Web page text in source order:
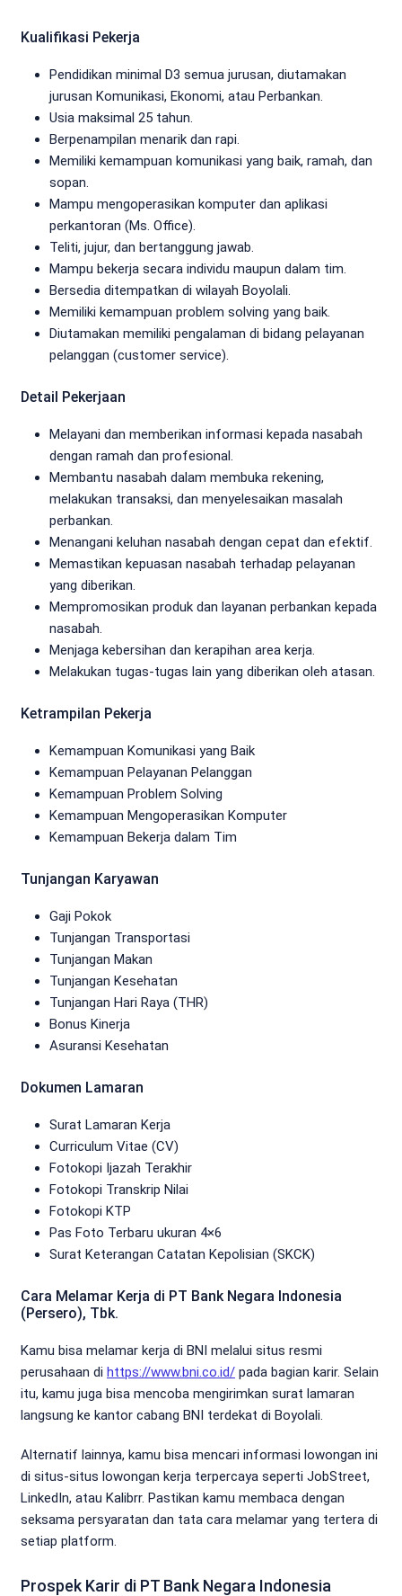
Kualifikasi Pekerja
Pendidikan minimal D3 semua jurusan, diutamakan
jurusan Komunikasi, Ekonomi, atau Perbankan.
Usia maksimal 25 tahun.
Berpenampilan menarik dan rapi.
Memiliki kemampuan komunikasi yang baik, ramah, dan
sopan.
Mampu mengoperasikan komputer dan aplikasi
perkantoran (Ms. Office).
Teliti, jujur, dan bertanggung jawab.
Mampu bekerja secara individu maupun dalam tim.
Bersedia ditempatkan di wilayah Boyolali.
Memiliki kemampuan problem solving yang baik.
Diutamakan memiliki pengalaman di bidang pelayanan
pelanggan (customer service).
Detail Pekerjaan
Melayani dan memberikan informasi kepada nasabah
dengan ramah dan profesional.
Membantu nasabah dalam membuka rekening,
melakukan transaksi, dan menyelesaikan masalah
perbankan.
Menangani keluhan nasabah dengan cepat dan efektif.
Memastikan kepuasan nasabah terhadap pelayanan
yang diberikan.
Mempromosikan produk dan layanan perbankan kepada
nasabah.
Menjaga kebersihan dan kerapihan area kerja.
Melakukan tugas-tugas lain yang diberikan oleh atasan.
Ketrampilan Pekerja
Kemampuan Komunikasi yang Baik
Kemampuan Pelayanan Pelanggan
Kemampuan Problem Solving
Kemampuan Mengoperasikan Komputer
Kemampuan Bekerja dalam Tim
Tunjangan Karyawan
Gaji Pokok
Tunjangan Transportasi
Tunjangan Makan
Tunjangan Kesehatan
Tunjangan Hari Raya (THR)
Bonus Kinerja
Asuransi Kesehatan
Dokumen Lamaran
Surat Lamaran Kerja
Curriculum Vitae (CV)
Fotokopi Ijazah Terakhir
Fotokopi Transkrip Nilai
Fotokopi KTP
Pas Foto Terbaru ukuran 4×6
Surat Keterangan Catatan Kepolisian (SKCK)
Cara Melamar Kerja di PT Bank Negara Indonesia
(Persero), Tbk.
Kamu bisa melamar kerja di BNI melalui situs resmi
perusahaan di https://www.bni.co.id/ pada bagian karir. Selain
itu, kamu juga bisa mencoba mengirimkan surat lamaran
langsung ke kantor cabang BNI terdekat di Boyolali.
Alternatif lainnya, kamu bisa mencari informasi lowongan ini
di situs-situs lowongan kerja terpercaya seperti JobStreet,
LinkedIn, atau Kalibrr. Pastikan kamu membaca dengan
seksama persyaratan dan tata cara melamar yang tertera di
setiap platform.
Prospek Karir di PT Bank Negara Indonesia